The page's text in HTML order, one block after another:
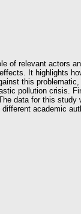
of relevant actors
It highlights
this
pollution crisis.
data for this
academic